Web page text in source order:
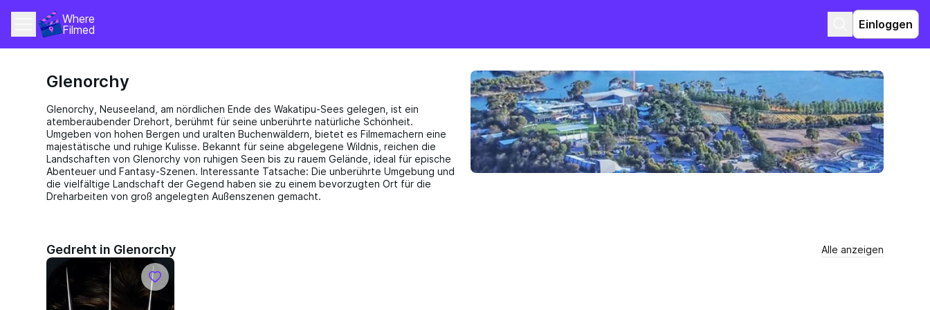
Where
Filmed
Einloggen
Glenorchy
Glenorchy, Neuseeland, am nördlichen Ende des Wakatipu-Sees gelegen, ist ein
atemberaubender Drehort, berühmt für seine unberührte natürliche Schönheit.
Umgeben von hohen Bergen und uralten Buchenwäldern, bietet es Filmemachern eine
majestätische und ruhige Kulisse. Bekannt für seine abgelegene Wildnis, reichen die
Landschaften von Glenorchy von ruhigen Seen bis zu rauem Gelände, ideal für epische
Abenteuer und Fantasy-Szenen. Interessante Tatsache: Die unberührte Umgebung und
die vielfältige Landschaft der Gegend haben sie zu einem bevorzugten Ort für die
Dreharbeiten von groß angelegten Außenszenen gemacht.
Gedreht in Glenorchy Alle anzeigen